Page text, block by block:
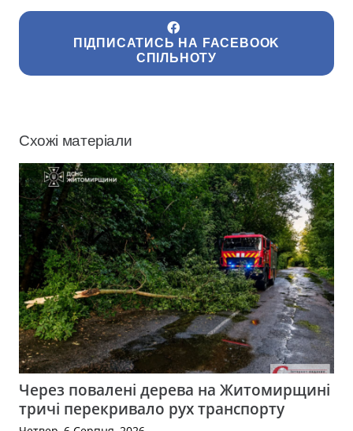
ПІДПИСАТИСЬ НА FACEBOOK
СПІЛЬНОТУ
Схожі матеріали
Через повалені дерева на Житомирщині
тричі перекривало рух транспорту